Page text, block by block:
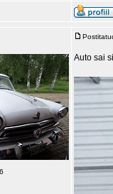
Auto sai